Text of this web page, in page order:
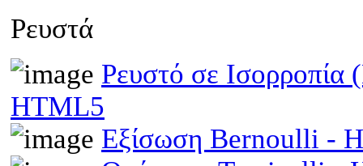
Ρευστά
Ρευστό σε Ισορροπία
HTML5
Εξίσωση Bernoulli -